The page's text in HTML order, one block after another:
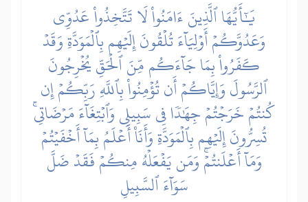
يَٰٓأَيُّهَا ٱلَّذِينَ ءَامَنُواْ لَا تَتَّخِذُواْ عَدُوِّي
وَعَدُوَّكُمۡ أَوۡلِيَآءَ تُلۡقُونَ إِلَيۡهِم بِٱلۡمَوَدَّةِ وَقَدۡ
كَفَرُواْ بِمَا جَآءَكُم مِّنَ ٱلۡحَقِّ يُخۡرِجُونَ
ٱلرَّسُولَ وَإِيَّاكُمۡ أَن تُؤۡمِنُواْ بِٱللَّهِ رَبِّكُمۡ إِن
كُنتُمۡ خَرَجۡتُمۡ جِهَٰدٗا فِي سَبِيلِي وَٱبۡتِغَآءَ مَرۡضَاتِيۚ
تُسِرُّونَ إِلَيۡهِم بِٱلۡمَوَدَّةِ وَأَنَا۠ أَعۡلَمُ بِمَآ أَخۡفَيۡتُمۡ
وَمَآ أَعۡلَنتُمۡۚ وَمَن يَفۡعَلۡهُ مِنكُمۡ فَقَدۡ ضَلَّ
سَوَآءَ ٱلسَّبِيلِ